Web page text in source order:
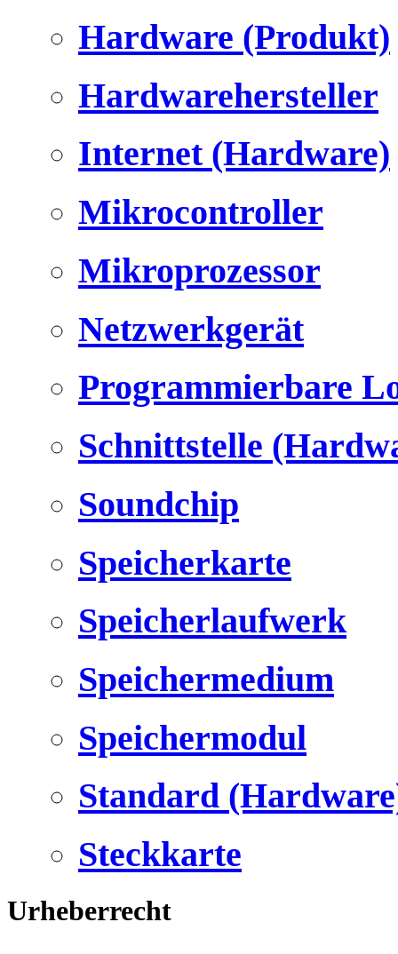
Hardware (Produkt)
Hardwarehersteller
Internet (Hardware)
Mikrocontroller
Mikroprozessor
Netzwerkgerät
Programmierbare
Schnittstelle
Soundchip
Speicherkarte
Speicherlaufwerk
Speichermedium
Speichermodul
Standard
Steckkarte
Urheberrecht